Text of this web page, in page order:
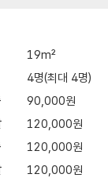
19m²
4명(최대 4명)
90,000원
120,000원
120,000원
120,000원